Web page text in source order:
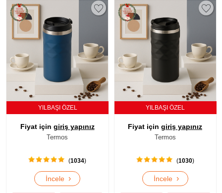
YILBAŞI ÖZEL
Fiyat için giriş yapınız
Termos
(1034)
İncele ›
YILBAŞI ÖZEL
Fiyat için giriş yapınız
Termos
(1030)
İncele ›